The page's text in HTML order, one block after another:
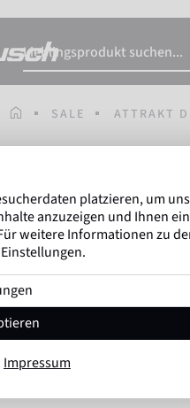
STARTSEITE
SALE ATTRAKT
Attrakt Duo
Artikel-Nr. 5460065
Profi Belag
platzieren, um
anzuzeigen und Ihnen ein
weitere Informationen zu
Impressum